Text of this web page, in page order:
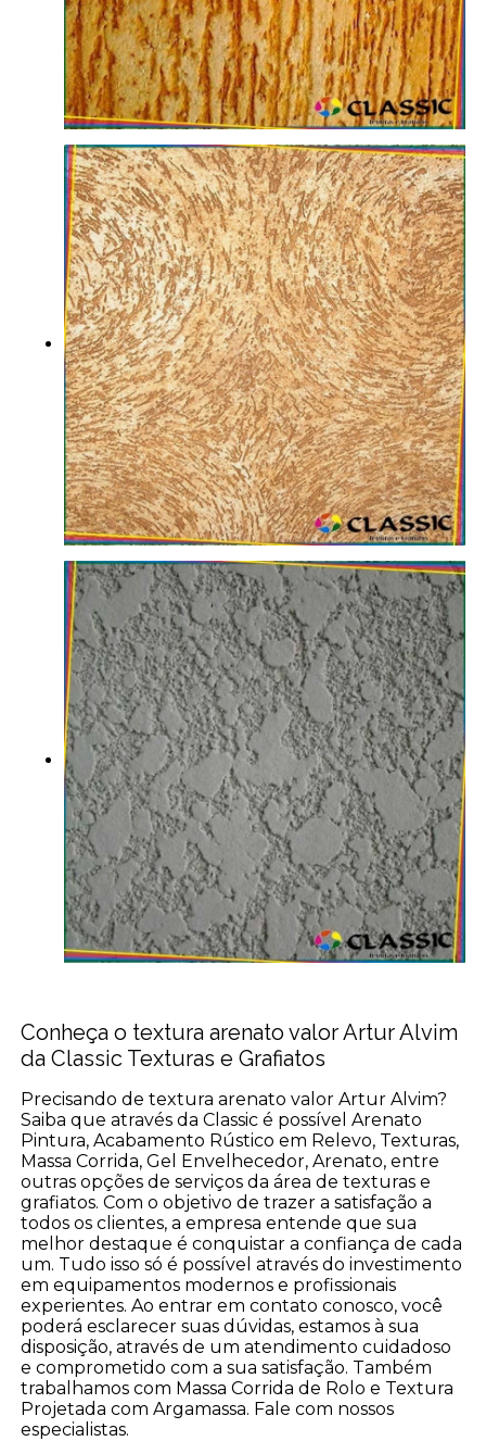
Conheça o textura arenato valor Artur Alvim
da Classic Texturas e Grafiatos
Precisando de textura arenato valor Artur Alvim?
Saiba que através da Classic é possível Arenato
Pintura, Acabamento Rústico em Relevo, Texturas,
Massa Corrida, Gel Envelhecedor, Arenato, entre
outras opções de serviços da área de texturas e
grafiatos. Com o objetivo de trazer a satisfação a
todos os clientes, a empresa entende que sua
melhor destaque é conquistar a confiança de cada
um. Tudo isso só é possível através do investimento
em equipamentos modernos e profissionais
experientes. Ao entrar em contato conosco, você
poderá esclarecer suas dúvidas, estamos à sua
disposição, através de um atendimento cuidadoso
e comprometido com a sua satisfação. Também
trabalhamos com Massa Corrida de Rolo e Textura
Projetada com Argamassa. Fale com nossos
especialistas.